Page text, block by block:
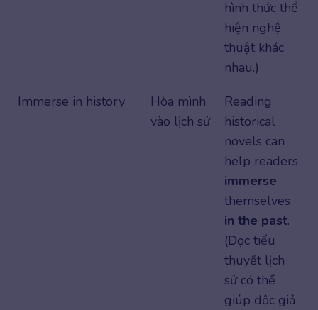
hình thức thể
hiện nghệ
thuật khác
nhau.)
Immerse in history
Hòa mình
vào lịch sử
Reading
historical
novels can
help readers
immerse
themselves
in the past.
(Đọc tiểu
thuyết lịch
sử có thể
giúp độc giả